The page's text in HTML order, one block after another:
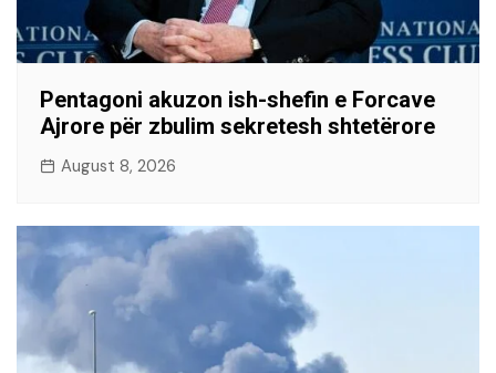
Pentagoni akuzon ish-shefin e Forcave
Ajrore për zbulim sekretesh shtetërore
August 8, 2026